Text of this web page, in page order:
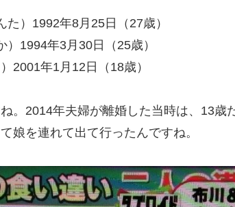
）1992年8月25日（27歳）
1994年3月30日（25歳）
2001年1月12日（18歳）
。2014年夫婦が離婚した当時は、13歳
娘を連れて出て行ったんですね。